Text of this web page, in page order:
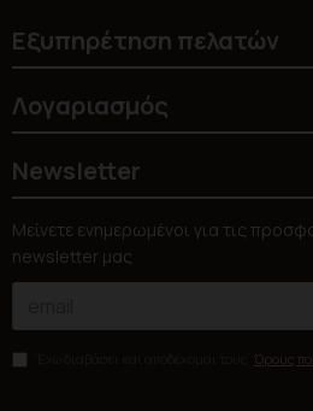
Εξυπηρέτηση πελατών
Λογαριασμός
Newsletter
Μείνετε ενημερωμένοι για τις
newsletter μας
Όρους